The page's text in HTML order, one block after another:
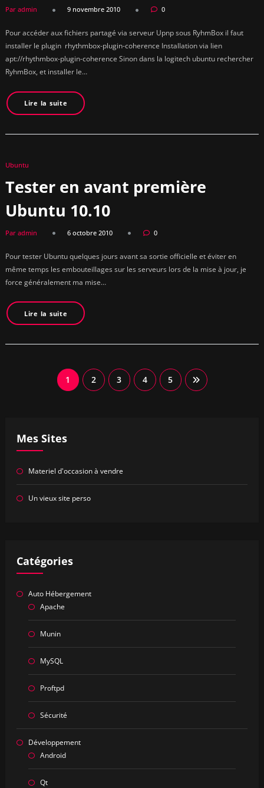
Par admin 9 novembre 2010 0
Pour accéder aux fichiers partagé via serveur Upnp sous RyhmBox il faut
installer le plugin rhythmbox-plugin-coherence Installation via lien
apt://rhythmbox-plugin-coherence Sinon dans la logitech ubuntu rechercher
RyhmBox, et installer le…
Lire la suite
Ubuntu
Tester en avant première
Ubuntu 10.10
Par admin 6 octobre 2010 0
Pour tester Ubuntu quelques jours avant sa sortie officielle et éviter en
même temps les embouteillages sur les serveurs lors de la mise à jour, je
force généralement ma mise…
Lire la suite
Pagination
1 2 3 4 5
Mes Sites
Materiel d'occasion à vendre
Un vieux site perso
Catégories
Auto Hébergement
Apache
Munin
MySQL
Proftpd
Sécurité
Développement
Android
Qt